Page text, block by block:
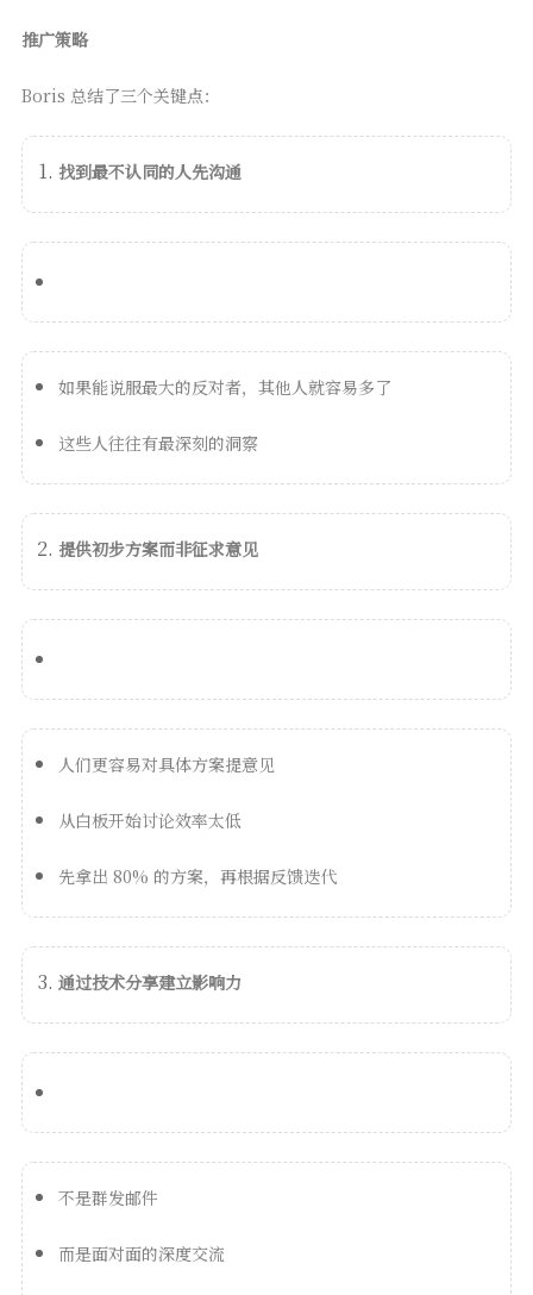
推广策略
Boris 总结了三个关键点：
找到最不认同的人先沟通
如果能说服最大的反对者，其他人就容易多了
这些人往往有最深刻的洞察
提供初步方案而非征求意见
人们更容易对具体方案提意见
从白板开始讨论效率太低
先拿出 80% 的方案，再根据反馈迭代
通过技术分享建立影响力
不是群发邮件
而是面对面的深度交流